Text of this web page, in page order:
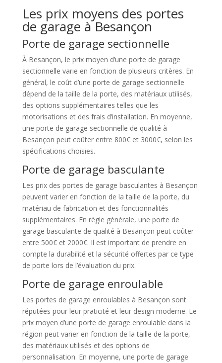
Les prix moyens des portes
de garage à Besançon
Porte de garage sectionnelle
À Besançon, le prix moyen d’une porte de garage
sectionnelle varie en fonction de plusieurs critères. En
général, le coût d’une porte de garage sectionnelle
dépend de la taille de la porte, des matériaux utilisés,
des options supplémentaires telles que les
motorisations et des frais d’installation. En moyenne,
une porte de garage sectionnelle de qualité à
Besançon peut coûter entre 800€ et 3000€, selon les
spécifications choisies.
Porte de garage basculante
Les prix des portes de garage basculantes à Besançon
peuvent varier en fonction de la taille de la porte, du
matériau de fabrication et des fonctionnalités
supplémentaires. En règle générale, une porte de
garage basculante de qualité à Besançon peut coûter
entre 500€ et 2000€. Il est important de prendre en
compte la durabilité et la sécurité offertes par ce type
de porte lors de l’évaluation du prix.
Porte de garage enroulable
Les portes de garage enroulables à Besançon sont
réputées pour leur praticité et leur design moderne. Le
prix moyen d’une porte de garage enroulable dans la
région peut varier en fonction de la taille de la porte,
des matériaux utilisés et des options de
personnalisation. En moyenne, une porte de garage